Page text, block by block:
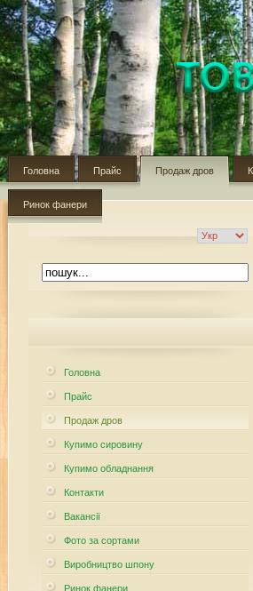
Головна Прайс Продаж дров
Ринок фанери
Головна
Прайс
Продаж дров
Купимо сировину
Купимо обладнання
Контакти
Вакансії
Фото за сортами
Виробництво шпону
Ринок фанери